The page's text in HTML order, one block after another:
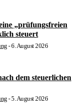
„prüfungsfreien
steuert
-6. August 2026
dem steuerlichen
-5. August 2026